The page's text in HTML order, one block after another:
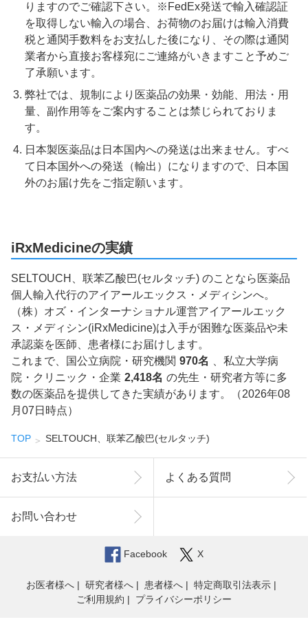
りますのでご確認下さい。※FedEx発送で輸入確認証
を取得しない輸入の場合、お荷物のお届けは輸入消費
税と通関手数料をお支払した後になり、その際は通関
業者から直接お客様宛にご連絡がいきますこと予めご
了承願います。
弊社では、規制により医薬品の効果・効能、用法・用
量、副作用等をご案内することは禁じられておりま
す。
日本製医薬品は日本国内への発送は出来ません。すべ
て日本国外への発送（輸出）になりますので、日本国
外のお届け先をご指定願います。
iRxMedicineの実績
SELTOUCH、联苯乙酸巴(セルタッチ) のことなら医薬品
個人輸入代行のアイアールエックス・メディシンへ。
（株）オズ・インターナショナル運営アイアールエック
ス・メディシン(iRxMedicine)は入手が困難な医薬品や未
承認薬を医師、患者様にお届けします。
これまで、国公立病院・研究機関 970名
、私立大学病
院・クリニック・企業 2,418名 の先生・研究者方等に多
数の医薬品を提供してきた実績があります。（2026年08
月07日時点）
TOP SELTOUCH、联苯乙酸巴(セルタッチ)
お支払い方法 よくある質問
お問い合わせ
Facebook X
お医者様へ 研究者様へ 患者様へ
特定商取引法表示
ご利用規約
プライバシーポリシー